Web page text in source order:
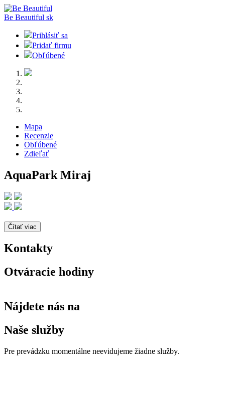
Be Beautiful sk
Prihlásiť sa
Pridať firmu
Obľúbené
Mapa
Recenzie
Obľúbené
Zdieľať
AquaPark Miraj
Čítať viac
Kontakty
Otváracie hodiny
Nájdete nás na
Naše služby
Pre prevádzku momentálne neevidujeme žiadne služby.